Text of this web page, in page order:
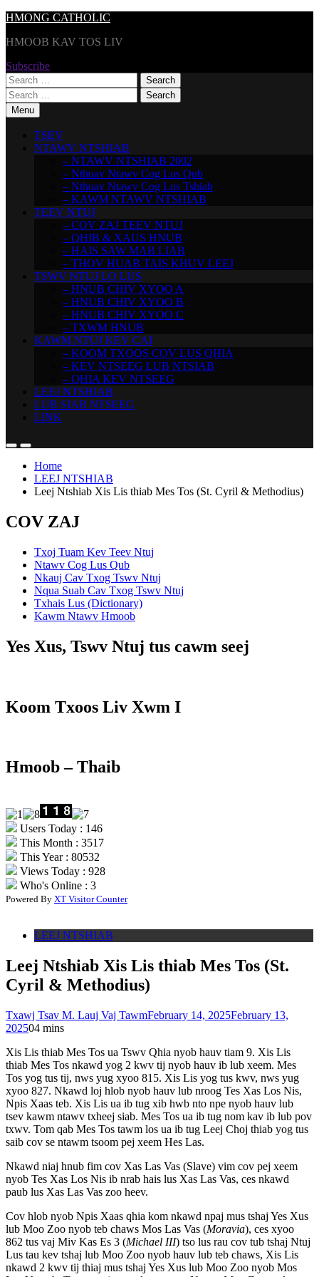
Skip
content
HMONG CATHOLIC
HMOOB KAV TOS LIV
Subscribe
Search
for:
Search
for:Menu
TSEV
NTAWV NTSHIAB
– NTAWV NTSHIAB 2002
– Nthuav Ntawv Cog Lus Qub
– Nthuav Ntawv Cog Lus Tshiab
– KAWM NTAWV NTSHIAB
TEEV NTUJ
– COV ZAJ TEEV NTUJ
– QHIB & XAUS HNUB
– HAIS SAW MAB LIAB
– THOV HUAB TAIS KHUV LEEJ
TSWV NTUJ LO LUS
– HNUB CHIV XYOO A
– HNUB CHIV XYOO B
– HNUB CHIV XYOO C
– TXWM HNUB
KAWM NTUJ KEV CAI
– KOOM TXOOS COV LUS QHIA
– KEV NTSEEG LUB NTSIAB
– QHIA KEV NTSEEG
LEEJ NTSHIAB
LUB SIAB NTSEEG
LINK
Home
LEEJ NTSHIAB
Leej Ntshiab Xis Lis thiab Mes Tos (St. Cyril & Methodius)
COV ZAJ
Txoj Tuam Kev Teev Ntuj
Ntawv Cog Lus Qub
Nkauj Cav Txog Tswv Ntuj
Nqua Suab Cav Txog Tswv Ntuj
Txhais Lus (Dictionary)
Kawm Ntawv Hmoob
Yes Xus, Tswv Ntuj tus cawm seej
Koom Txoos Liv Xwm I
Hmoob – Thaib
Users Today : 146
This Month : 3517
This Year : 80532
Views Today : 928
Who's Online : 3
Powered By XT Visitor Counter
LEEJ NTSHIAB
Leej Ntshiab Xis Lis thiab Mes Tos (St.
Cyril & Methodius)
Txawj Tsav M. Lauj Vaj TawmFebruary 14, 2025February 13,
202504 mins
Xis Lis thiab Mes Tos ua Tswv Qhia nyob hauv tiam 9. Xis Lis
thiab Mes Tos nkawd yog 2 kwv tij nyob hauv ib lub xeem. Mes
Tos yog tus tij, nws yug xyoo 815. Xis Lis yog tus kwv, nws yug
xyoo 827. Nkawd loj hlob nyob hauv lub nroog Tes Xas Los Nis,
Npis Xaas teb. Xis Lis ua ib tug xib hwb nto npe nyob hauv lub
tsev kawm ntawv txheej siab. Mes Tos ua ib tug nom kav ib lub pov
txwv. Tom qab Mes Tos tawm los ua ib tug Leej Choj thiab yog tus
saib cov se ntawm tsoom pej xeem Hes Las.
Nkawd niaj hnub fim cov Xas Las Vas (Slave) vim cov pej xeem
nyob Tes Xas Los Nis ib nrab hais lus Xas Las Vas, ces nkawd
paub lus Xas Las Vas zoo heev.
Cov hlob nyob Npis Xaas qhia kom nkawd npaj mus tshaj Yes Xus
lub Moo Zoo nyob teb chaws Mos Las Vas (Moravia), ces xyoo
862 tus vaj Miv Kas Es 3 (Michael III) tso lus rau cov tub tshaj Ntuj
Lus tau kev tshaj lub Moo Zoo nyob hauv lub teb chaws, Xis Lis
nkawd 2 kwv tij thiaj mus tshaj Yes Xus lub Moo Zoo nyob Mos